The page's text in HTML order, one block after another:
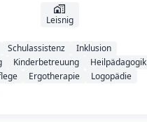
Leisnig
Schulassistenz
Inklusion
Kinderbetreuung
Heilpädagogik
Ergotherapie
Logopädie